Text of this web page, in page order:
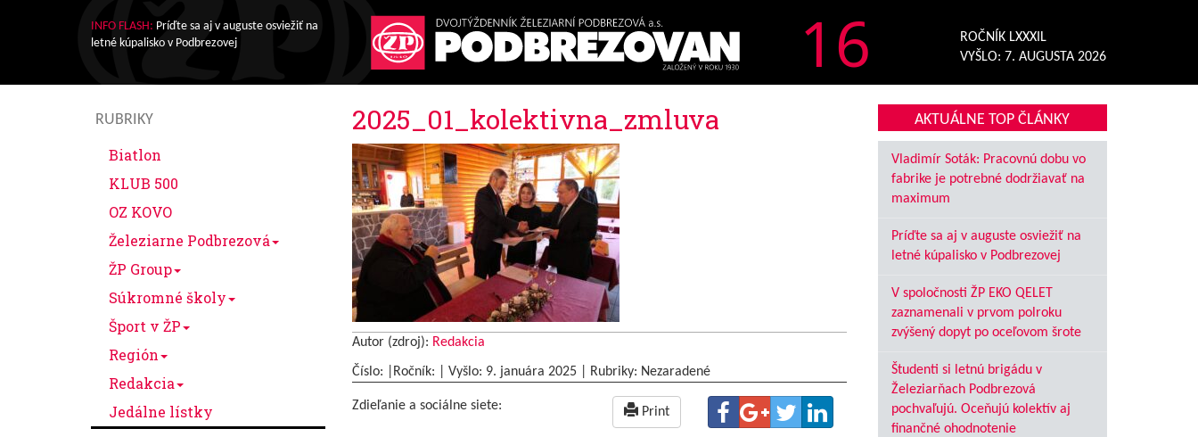
INFO FLASH: Príďte sa aj v auguste osviežiť na
letné kúpalisko v Podbrezovej
16
ROČNÍK LXXXIL
VYŠLO: 7. AUGUSTA 2026
RUBRIKY
Biatlon
KLUB 500
OZ KOVO
Železiarne Podbrezová
ŽP Group
Súkromné školy
Šport v ŽP
Región
Redakcia
Jedálne lístky
2025_01_kolektivna_zmluva
Autor (zdroj): Redakcia
Číslo: |Ročník: | Vyšlo: 9. januára 2025| Rubriky: Nezaradené
Zdieľanie a sociálne siete: Print
AKTUÁLNE TOP ČLÁNKY
Vladimír Soták: Pracovnú dobu vo
fabrike je potrebné dodržiavať na
maximum
Príďte sa aj v auguste osviežiť na
letné kúpalisko v Podbrezovej
V spoločnosti ŽP EKO QELET
zaznamenali v prvom polroku
zvýšený dopyt po oceľovom šrote
Študenti si letnú brigádu v
Železiarňach Podbrezová
pochvaľujú. Oceňujú kolektív aj
finančné ohodnotenie